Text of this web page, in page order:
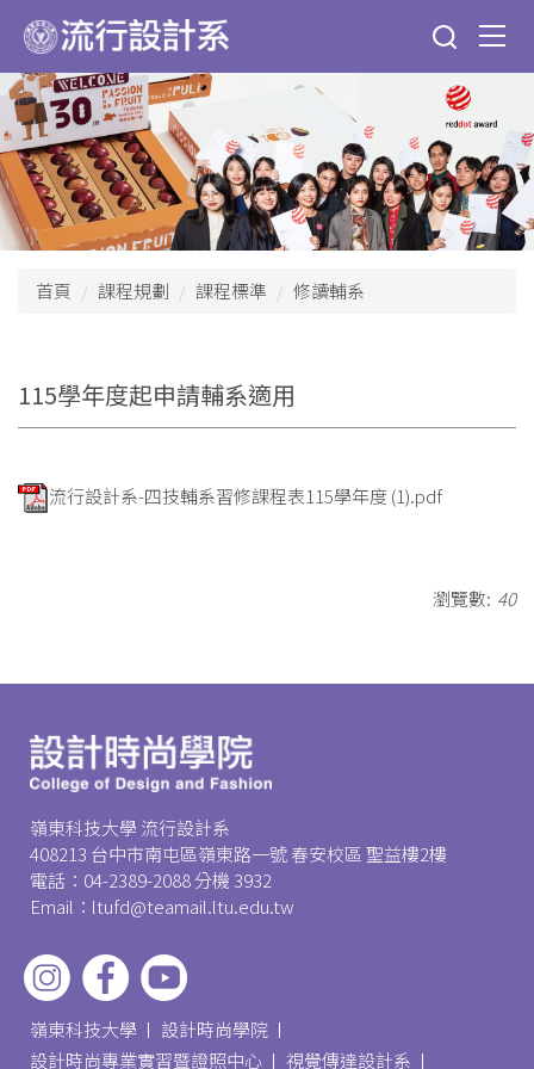
到
主
要
內
容
區
首頁 課程規劃 課程標準 修讀輔系
115學年度起申請輔系適用
流行設計系-四技輔系習修課程表115學年度 (1).pdf
瀏覽數: 40
嶺東科技大學 流行設計系
408213 台中市南屯區嶺東路一號 春安校區 聖益樓2樓
電話：04-2389-2088 分機 3932
Email：ltufd@teamail.ltu.edu.tw
嶺東科技大學
設計時尚學院
設計時尚專業實習暨證照中心
視覺傳達設計系